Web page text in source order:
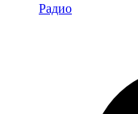
Радио